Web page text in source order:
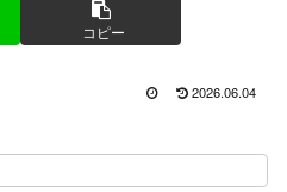
コピー
2026.06.04